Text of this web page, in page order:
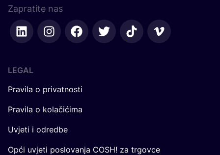
Zapratite nas
LEGAL
Pravila o privatnosti
Pravila o kolačićima
Uvjeti i odredbe
Opći uvjeti poslovanja COSH! za trgovce